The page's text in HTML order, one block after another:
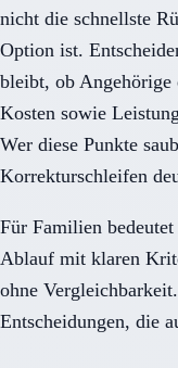
nicht die schnellste
Option ist.
bleibt, ob Angehörige
Kosten sowie
Wer diese Punkte
Korrekturschleifen
Für Familien
Ablauf mit klaren
ohne
Entscheidungen, die